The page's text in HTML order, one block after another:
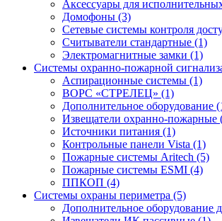
Аксессуары для
Домофоны (3)
Сетевые системы контроля
Считыватели стандартные (1)
Электромагнитные замки (1)
Системы охранно-пожарной
Аспирационные системы (1)
ВОРС «СТРЕЛЕЦ» (1)
Дополнительное оборудование
Извещатели охранно-пожарные
Источники питания (1)
Контрольные панели Vista (1)
Пожарные системы Aritech (5)
Пожарные системы ESMI (4)
ППКОП (4)
Системы охраны периметра (5)
Дополнительное оборудование